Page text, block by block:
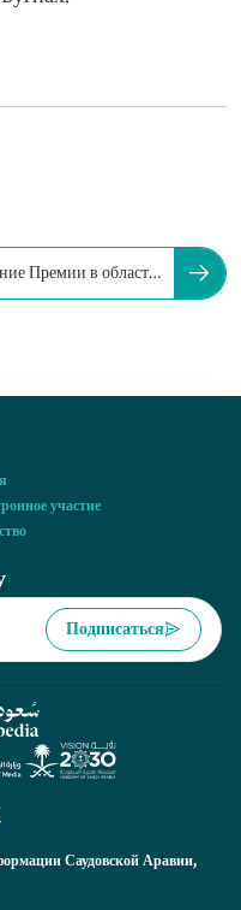
Премии в области
участие
Подписаться
Саудовской Аравии,